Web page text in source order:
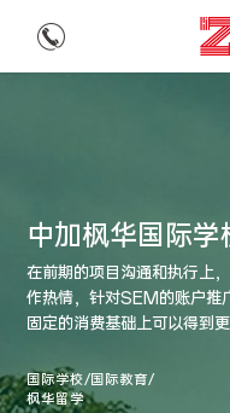
中加枫华国际学
在前期的项目沟通和执行上
作热情，针对SEM的账户推
固定的消费基础上可以得到
国际学校/国际教育/
枫华留学